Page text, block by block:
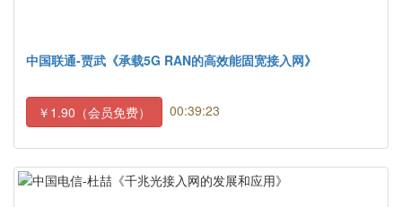
中国联通-贾武《承载5G RAN的高效能固宽接入网》
￥1.90（会员免费） 00:39:23